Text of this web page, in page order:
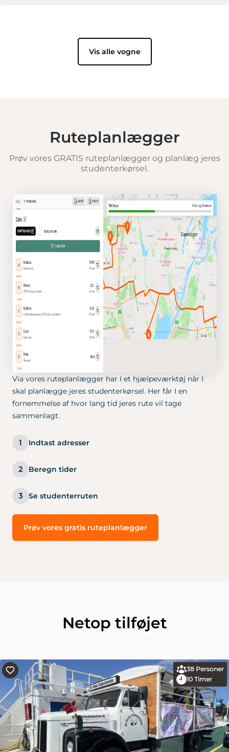
Vis alle vogne
Ruteplanlægger
Prøv vores GRATIS ruteplanlægger og planlæg jeres
studenterkørsel.
Via vores ruteplanlægger har I et hjælpeværktøj når I
skal planlægge jeres studenterkørsel. Her får I en
fornemmelse af hvor lang tid jeres rute vil tage
sammenlagt.
1 Indtast adresser
2 Beregn tider
3 Se studenterruten
Prøv vores gratis ruteplanlægger
Netop tilføjet
38 Personer
10 Timer